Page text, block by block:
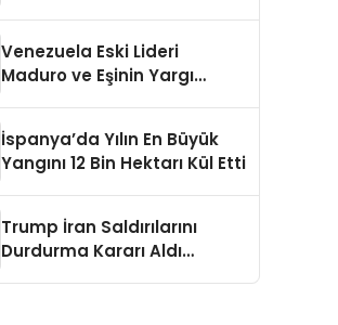
Venezuela Eski Lideri
Maduro ve Eşinin Yargı
İspanya’da Yılın En Büyük
Yangını 12 Bin Hektarı Kül Etti
Trump İran Saldırılarını
Durdurma Kararı Aldı